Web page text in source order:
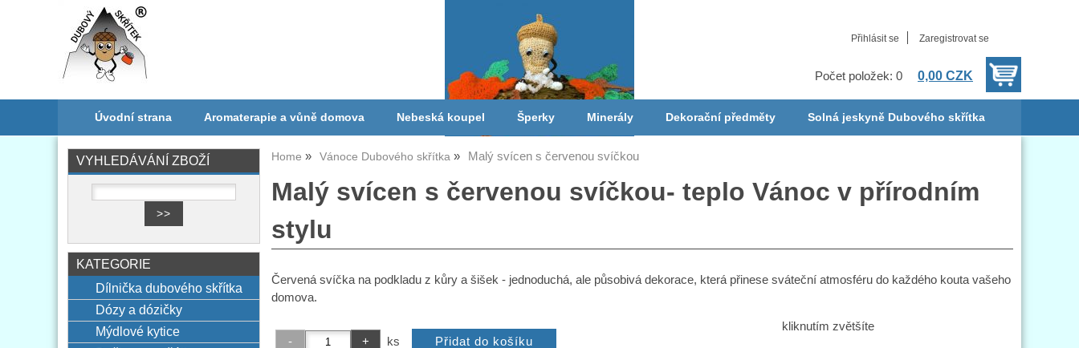
Přihlásit se Zaregistrovat se
Počet položek: 0 0,00 CZK
Úvodní strana Aromaterapie a vůně domova Nebeská koupel Šperky Minerály Dekorační předměty Solná jeskyně Dubového skřítka
Home Vánoce Dubového skřítka Malý svícen s červenou svíčkou
Malý svícen s červenou svíčkou- teplo Vánoc v přírodním
stylu
Červená svíčka na podkladu z kůry a šišek - jednoduchá, ale působivá dekorace, která přinese sváteční atmosféru do každého kouta vašeho
domova.
kliknutím zvětšíte
ks
VYHLEDÁVÁNÍ ZBOŽÍ
KATEGORIE
Dílnička dubového skřítka
Dózy a dózičky
Mýdlové kytice